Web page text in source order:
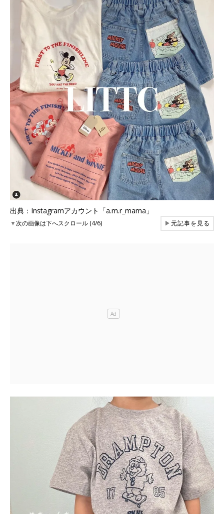
出典：Instagramアカウント「a.m.r_mama」
▼次の画像は下へスクロール (4/6) ▶元記事を見る